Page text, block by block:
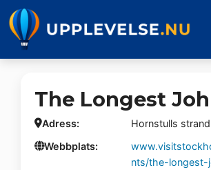
Hoppa
till
innehåll
The Longest
Adress:
Hornstulls
Webbplats:
nts/the-longest-